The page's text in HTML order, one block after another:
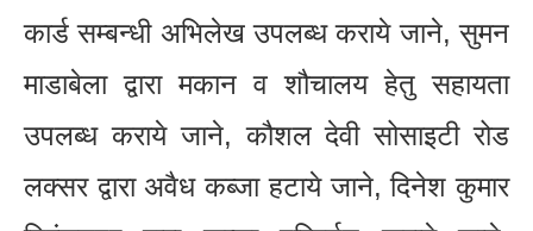
कार्ड सम्बन्धी अभिलेख उपलब्ध कराये जाने, सुमन
माडाबेला द्वारा मकान व शौचालय हेतु सहायता
उपलब्ध कराये जाने, कौशल देवी सोसाइटी रोड
लक्सर द्वारा अवैध कब्जा हटाये जाने, दिनेश कुमार